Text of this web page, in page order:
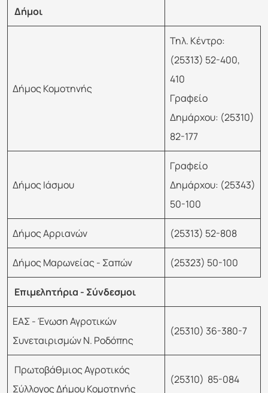
Δήμοι
Δήμος Κομοτηνής
Τηλ. Κέντρο:
(25313) 52-400,
410
Γραφείο
Δημάρχου: (25310)
82-177
Δήμος Ιάσμου
Γραφείο
Δημάρχου: (25343)
50-100
Δήμος Αρριανών (25313) 52-808
Δήμος Μαρωνείας - Σαπών (25323) 50-100
Επιμελητήρια - Σύνδεσμοι
ΕΑΣ - Ένωση Αγροτικών
Συνεταιρισμών Ν. Ροδόπης
(25310) 36-380-7
Πρωτοβάθμιος Αγροτικός
Σύλλογος Δήμου Κομοτηνής
(25310) 85-084